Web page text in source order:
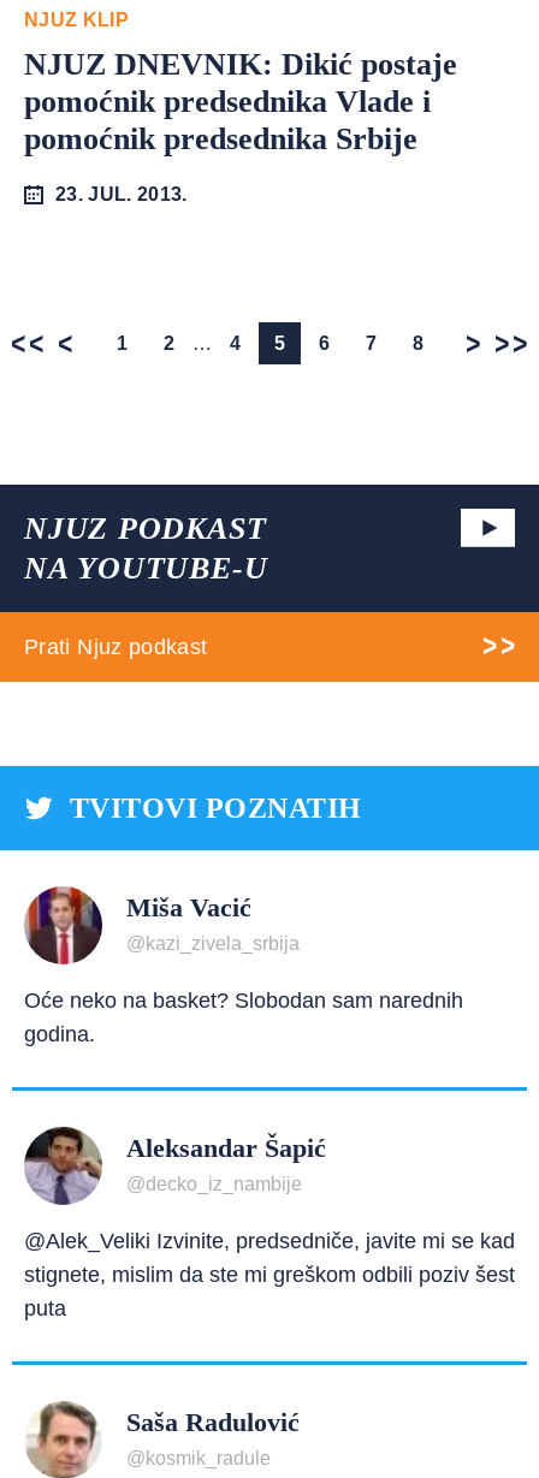
NJUZ KLIP
NJUZ DNEVNIK: Dikić postaje
pomoćnik predsednika Vlade i
pomoćnik predsednika Srbije
23. JUL. 2013.
1 2 … 4 5 6 7 8
NJUZ PODKAST
NA YOUTUBE-U
Prati Njuz podkast
TVITOVI POZNATIH
Miša Vacić
@kazi_zivela_srbija
Oće neko na basket? Slobodan sam narednih
godina.
Aleksandar Šapić
@decko_iz_nambije
@Alek_Veliki Izvinite, predsedniče, javite mi se kad
stignete, mislim da ste mi greškom odbili poziv šest
puta
Saša Radulović
@kosmik_radule